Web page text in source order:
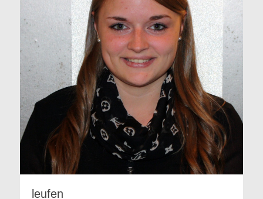
leufen